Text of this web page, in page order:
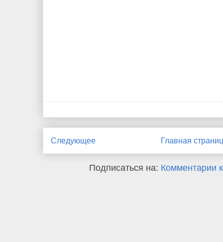
Следующее Главная
Подписаться на: Комментарии